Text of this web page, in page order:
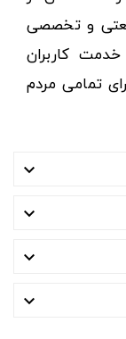
و تخصصی
کاربران
تمامی مردم



